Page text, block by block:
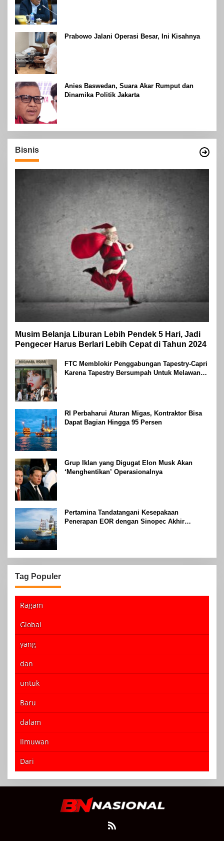
Prabowo Jalani Operasi Besar, Ini Kisahnya
Anies Baswedan, Suara Akar Rumput dan
Dinamika Politik Jakarta
Bisnis
Musim Belanja Liburan Lebih Pendek 5 Hari, Jadi
Pengecer Harus Berlari Lebih Cepat di Tahun 2024
FTC Memblokir Penggabungan Tapestry-Capri
Karena Tapestry Bersumpah Untuk Melawan
RI Perbaharui Aturan Migas, Kontraktor Bisa
Dapat Bagian Hingga 95 Persen
Grup Iklan yang Digugat Elon Musk Akan
‘Menghentikan’ Operasionalnya
Pertamina Tandatangani Kesepakaan
Penerapan EOR dengan Sinopec Akhir
Tag Populer
Ragam
Global
yang
dan
untuk
Baru
dalam
Ilmuwan
Dari